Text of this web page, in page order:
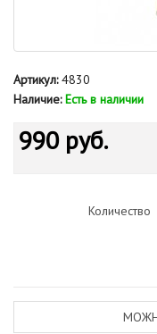
Артикул:4830
Наличие: Есть в наличии
990 руб.
Количество